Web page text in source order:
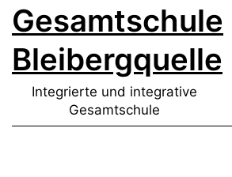
Zum
Inhalt
springen
Gesamtschule
Bleibergquelle
Integrierte und integrative
Gesamtschule